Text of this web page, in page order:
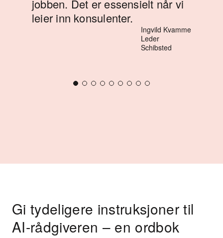
Det er essensielt når vi
inn konsulenter.
Ingvild Kvamme
Gi tydeligere instruksjoner til
AI-rådgiveren – en ordbok